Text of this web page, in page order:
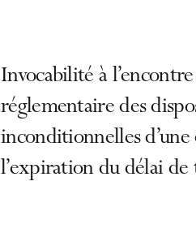
Invocabilité à
réglementaire des
inconditionnelles
l’expiration du délai de